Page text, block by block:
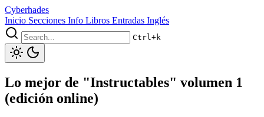
Cyberhades
Inicio Secciones Info Libros Entradas Inglés
Ctrl+k
Lo mejor de "Instructables" volumen 1
(edición online)